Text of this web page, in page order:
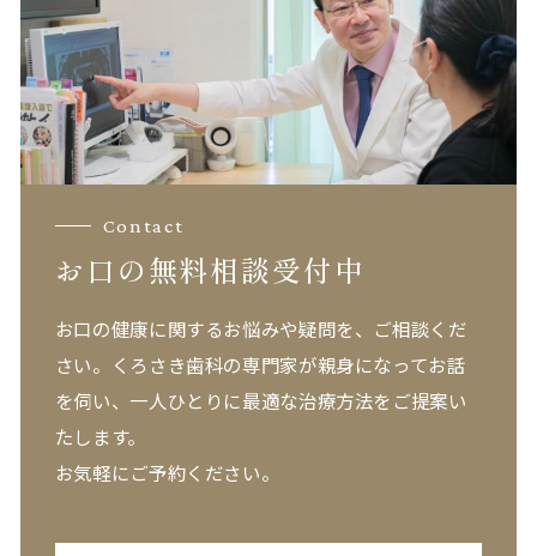
Contact
お口の無料相談受付中
お口の健康に関するお悩みや疑問を、ご相談くだ
さい。 くろさき歯科の専門家が親身になってお話
を伺い、一人ひとりに最適な治療方法をご提案い
たします。
お気軽にご予約ください。